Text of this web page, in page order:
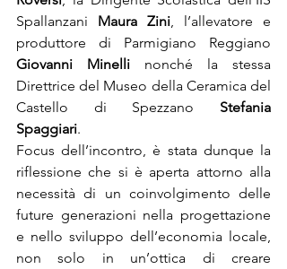
Spallanzani Maura Zini , l’allevatore e
Giovanni Minelli nonché la stessa
Direttrice del Museo della Ceramica del
Castello di Spezzano Stefania
Spaggiari.
Focus dell’incontro, è stata dunque la
riflessione che si è aperta attorno alla
necessità di un coinvolgimento delle
future generazioni nella progettazione
e nello sviluppo dell’economia locale,
non solo in un’ottica di creare